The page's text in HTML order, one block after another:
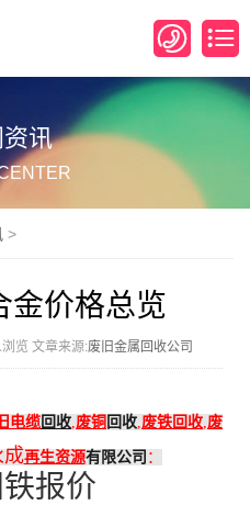
讯
>
金价格总览
浏览 文章来源:废旧金属回收公司
电缆回收,废铜 回收,废铁回收,废
成再生资源有限公司 ：
报价